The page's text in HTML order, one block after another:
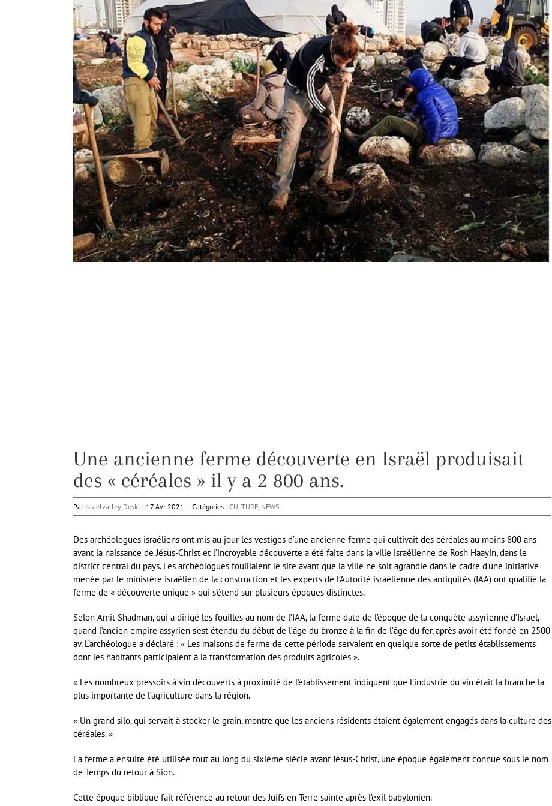
Une ancienne ferme découverte en Israël produisait
des « céréales » il y a 2 800 ans.
Par Israelvalley Desk | 17 Avr 2021 | Catégories : CULTURE NEWS
Des archéologues israéliens ont mis au jour les vestiges d’une ancienne ferme qui cultivait des céréales au moins 800 ans
avant la naissance de Jésus-Christ et l’incroyable découverte a été faite dans la ville israélienne de Rosh Haayin, dans le
district central du pays. Les archéologues fouillaient le site avant que la ville ne soit agrandie dans le cadre d’une initiative
menée par le ministère israélien de la construction et les experts de l’Autorité israélienne des antiquités (IAA) ont qualifié la
ferme de « découverte unique » qui s’étend sur plusieurs époques distinctes.
Selon Amit Shadman, qui a dirigé les fouilles au nom de l’IAA, la ferme date de l’époque de la conquête assyrienne d’Israël,
quand l’ancien empire assyrien s’est étendu du début de l’âge du bronze à la fin de l’âge du fer, après avoir été fondé en 2500
av. L’archéologue a déclaré : « Les maisons de ferme de cette période servaient en quelque sorte de petits établissements
dont les habitants participaient à la transformation des produits agricoles ».
« Les nombreux pressoirs à vin découverts à proximité de l’établissement indiquent que l’industrie du vin était la branche la
plus importante de l’agriculture dans la région.
« Un grand silo, qui servait à stocker le grain, montre que les anciens résidents étaient également engagés dans la culture des
céréales. »
La ferme a ensuite été utilisée tout au long du sixième siècle avant Jésus-Christ, une époque également connue sous le nom
de Temps du retour à Sion.
Cette époque biblique fait référence au retour des Juifs en Terre sainte après l’exil babylonien.